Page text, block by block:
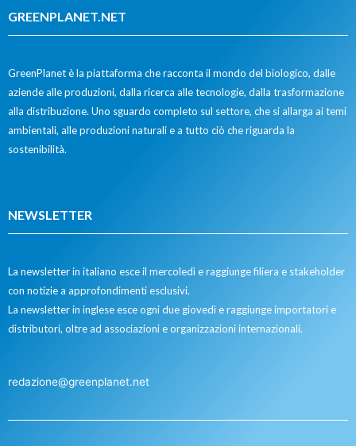
GREENPLANET.NET
GreenPlanet è la piattaforma che racconta il mondo del biologico, dalle
aziende alle produzioni, dalla ricerca alle tecnologie, dalla trasformazione
alla distribuzione. Uno sguardo completo sul settore, che si allarga ai temi
ambientali, alle produzioni naturali e a tutto ciò che riguarda la
sostenibilità.
NEWSLETTER
La newsletter in italiano esce il mercoledì e raggiunge filiera e stakeholder
con notizie a approfondimenti esclusivi.
La newsletter in inglese esce ogni due giovedì e raggiunge importatori e
distributori, oltre ad associazioni e organizzazioni internazionali.
redazione@greenplanet.net